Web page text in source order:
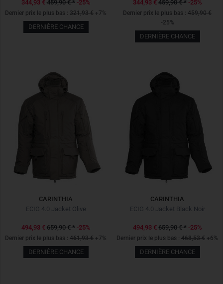
344,93 € 459,90 €* -25%
Dernier prix le plus bas : 321,93 € +7%
DERNIÈRE CHANCE
344,93 € 459,90 €* -25%
Dernier prix le plus bas : 459,90 €
-25%
DERNIÈRE CHANCE
CARINTHIA
ECIG 4.0 Jacket Olive
494,93 € 659,90 €* -25%
Dernier prix le plus bas : 461,93 € +7%
DERNIÈRE CHANCE
CARINTHIA
ECIG 4.0 Jacket Black Noir
494,93 € 659,90 €* -25%
Dernier prix le plus bas : 468,53 € +6%
DERNIÈRE CHANCE